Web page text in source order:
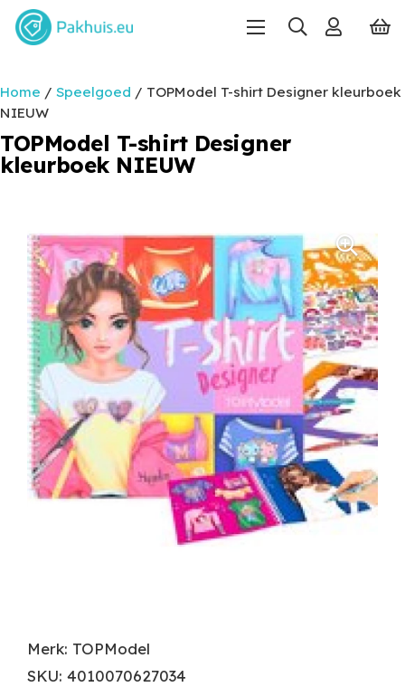
Home / Speelgoed / TOPModel T-shirt Designer kleurboek
NIEUW
TOPModel T-shirt Designer
kleurboek NIEUW
Merk: TOPModel
SKU: 4010070627034